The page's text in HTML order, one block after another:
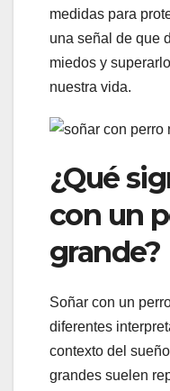
medidas para
una señal de que
miedos y
nuestra vida.
¿Qué
con un
grande?
Soñar con un
diferentes
contexto del
grandes suelen